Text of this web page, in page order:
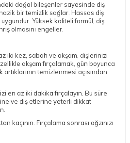
doğal bileşenler sayesinde diş
bir temizlik sağlar. Hassas diş
Yüksek kaliteli formül, diş
olmasını engeller.
iki kez, sabah ve akşam, dişlerinizi
akşam fırçalamak, gün boyunca
temizlenmesi açısından
en az iki dakika fırçalayın. Bu süre
ve diş etlerine yeterli dikkat
kaçının. Fırçalama sonrası ağzınızı